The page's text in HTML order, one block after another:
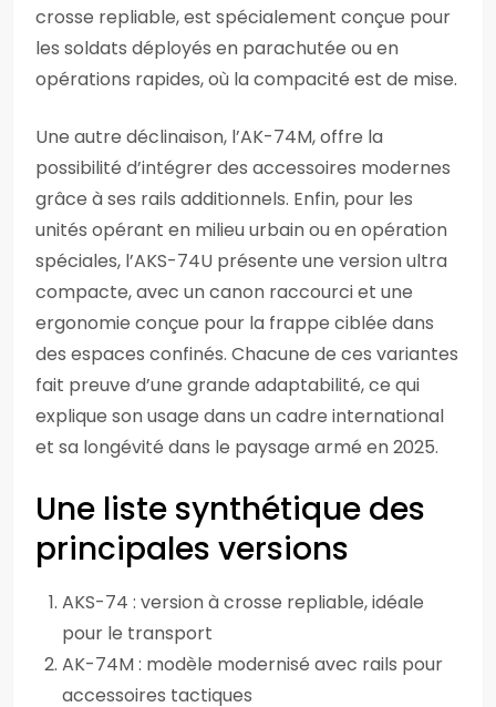
crosse repliable, est spécialement conçue pour
les soldats déployés en parachutée ou en
opérations rapides, où la compacité est de mise.
Une autre déclinaison, l’AK-74M, offre la
possibilité d’intégrer des accessoires modernes
grâce à ses rails additionnels. Enfin, pour les
unités opérant en milieu urbain ou en opération
spéciales, l’AKS-74U présente une version ultra
compacte, avec un canon raccourci et une
ergonomie conçue pour la frappe ciblée dans
des espaces confinés. Chacune de ces variantes
fait preuve d’une grande adaptabilité, ce qui
explique son usage dans un cadre international
et sa longévité dans le paysage armé en 2025.
Une liste synthétique des
principales versions
AKS-74 : version à crosse repliable, idéale
pour le transport
AK-74M : modèle modernisé avec rails pour
accessoires tactiques